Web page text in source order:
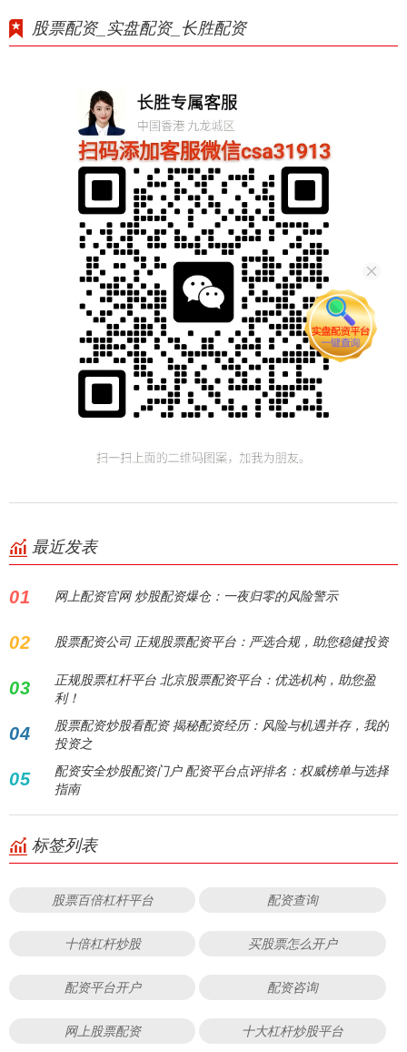
股票配资_实盘配资_长胜配资
最近发表
01 网上配资官网 炒股配资爆仓：一夜归零的风险警示
02 股票配资公司 正规股票配资平台：严选合规，助您稳健投资
03
正规股票杠杆平台 北京股票配资平台：优选机构，助您盈
利！
04
股票配资炒股看配资 揭秘配资经历：风险与机遇并存，我的
投资之
05
配资安全炒股配资门户 配资平台点评排名：权威榜单与选择
指南
标签列表
股票百倍杠杆平台 配资查询
十倍杠杆炒股 买股票怎么开户
配资平台开户 配资咨询
网上股票配资 十大杠杆炒股平台